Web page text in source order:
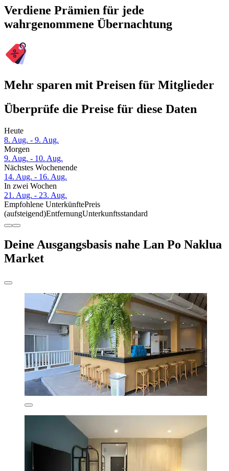
Verdiene Prämien für jede
wahrgenommene Übernachtung
Mehr sparen mit Preisen für Mitglieder
Überprüfe die Preise für diese Daten
Heute
8. Aug. - 9. Aug.
Morgen
9. Aug. - 10. Aug.
Nächstes Wochenende
14. Aug. - 16. Aug.
In zwei Wochen
21. Aug. - 23. Aug.
Empfohlene UnterkünftePreis
(aufsteigend)EntfernungUnterkunftsstandard
Deine Ausgangsbasis nahe Lan Po Naklua
Market